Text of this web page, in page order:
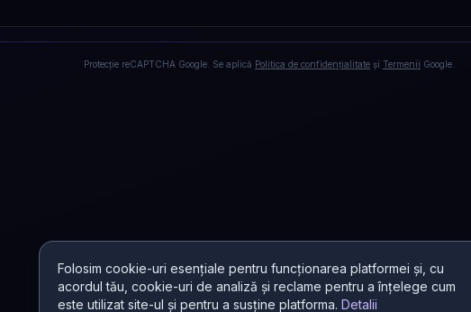
Folosim cookie-uri esențiale pentru funcționarea platformei și, cu
acordul tău, cookie-uri de analiză și reclame pentru a înțelege cum
este utilizat site-ul și pentru a susține platforma. Detalii
Protecție reCAPTCHA Google. Se aplică Politica de confidențialitate și Termenii Google.